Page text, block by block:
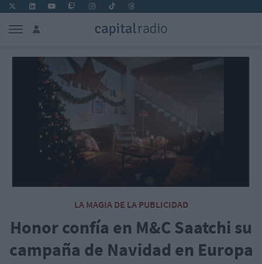
LA MAGIA DE LA PUBLICIDAD
Honor confía en M&C Saatchi su
campaña de Navidad en Europa